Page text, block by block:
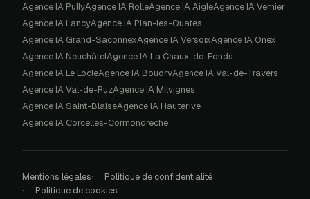
Agence IA PullyAgence IA RolleAgence IAAigleAgence IAVernier
Agence IA LancyAgence IA Plan-les-Ouates
Agence IA Grand-SaconnexAgence IAVersoixAgence IA Onex
Agence IA NeuchâtelAgence IA La Chaux-de-Fonds
Agence IA Le LocleAgence IA BoudryAgence IAVal-de-Travers
Agence IAVal-de-RuzAgence IA Milvignes
Agence IASaint-BlaiseAgence IA Hauterive
Agence IA Corcelles-Cormondrèche
Mentions légales
Politique de confidentialité
Politique de cookies